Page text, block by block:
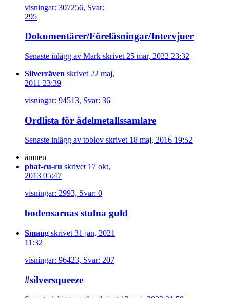
visningar: 307256, Svar:
295
Dokumentärer/Föreläsningar/Intervjuer
Senaste inlägg av Mark skrivet 25 mar, 2022 23:32
Silverräven skrivet 22 maj,
2011 23:39
visningar: 94513, Svar: 36
Ordlista för ädelmetallssamlare
Senaste inlägg av toblov skrivet 18 maj, 2016 19:52
ämnen
phat-cu-ru skrivet 17 okt,
2013 05:47
visningar: 2993, Svar: 0
bodensarnas stulna guld
Smaug skrivet 31 jan, 2021
11:32
visningar: 96423, Svar: 207
#silversqueeze